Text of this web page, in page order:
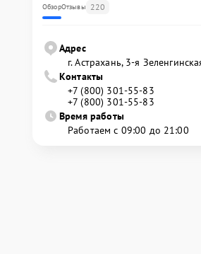
ОбзорОтзывы 220
Адрес
г. Астрахань, 3-я
Контакты
+7 (800) 301-55-83
+7 (800) 301-55-83
Время работы
Работаем с 09:00 до 21:00